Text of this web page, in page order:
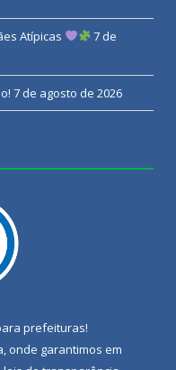
Atípicas
7 de
7 de agosto de 2026
prefeituras!
onde garantimos em